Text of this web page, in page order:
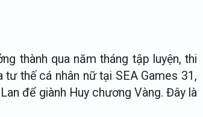
thành qua năm tháng tập luyện, thi
thế cá nhân nữ tại SEA Games 31,
để giành Huy chương Vàng. Đây là